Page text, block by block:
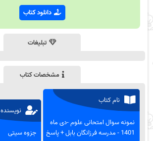
دانلود کتاب
تبلیغات
مشخصات کتاب
نام کتاب
نمونه سوال امتحانی علوم -دی ماه
1401 - مدرسه فرزانگان بابل + پاسخ
نویسنده
جزوه سیتی